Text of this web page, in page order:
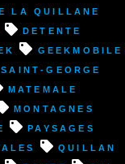
la Quillane
detente
geekmobile
George
Matemale
montagnes
paysages
Quillan